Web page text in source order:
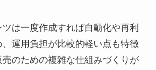
ツは一度作成すれば自動化や再利
運用負担が比較的軽い点も特徴
のための複雑な仕組みづくりが